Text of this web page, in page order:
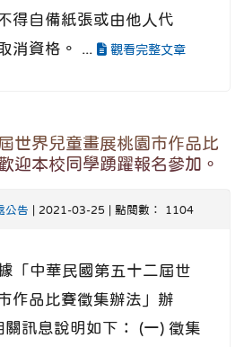
得自備紙張或由他人代
消資格。 ...
觀看完整文章
世界兒童畫展桃園市作品比
迎本校同學踴躍報名參加。
公告 | 2021-03-25 | 點閱數： 1104
「中華民國第五十二屆世
作品比賽徵集辦法」辦
訊息說明如下： (一) 徵集